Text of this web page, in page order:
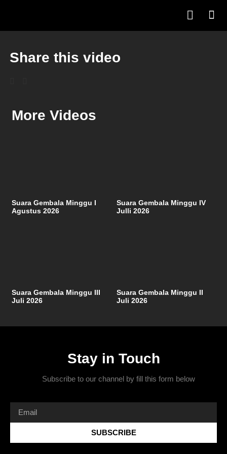
Share this video
More Videos
Suara Gembala Minggu I
Agustus 2026
Suara Gembala Minggu IV
Julli 2026
Suara Gembala Minggu III
Juli 2026
Suara Gembala Minggu II
Juli 2026
Stay in Touch
Subscribe to our channel by fill this form below
SUBSCRIBE